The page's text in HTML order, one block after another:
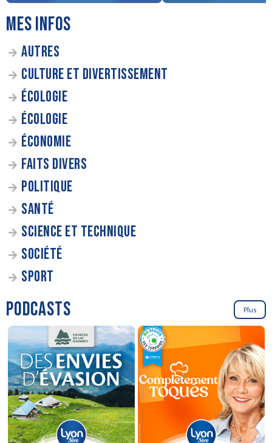
MES INFOS
AUTRES
CULTURE ET DIVERTISSEMENT
ÉCOLOGIE
ÉCOLOGIE
ÉCONOMIE
FAITS DIVERS
POLITIQUE
SANTÉ
SCIENCE ET TECHNIQUE
SOCIÉTÉ
SPORT
PODCASTS Plus